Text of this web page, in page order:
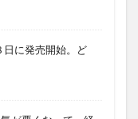
日に発売開始。ど